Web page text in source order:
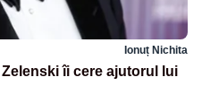
Ionuț Nichita
îi cere ajutorul lui